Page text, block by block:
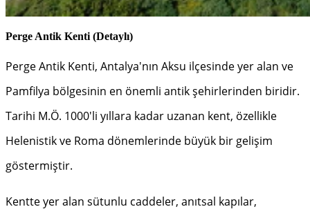
Perge Antik Kenti (Detaylı)
Perge Antik Kenti, Antalya'nın Aksu ilçesinde yer alan ve
Pamfilya bölgesinin en önemli antik şehirlerinden biridir.
Tarihi M.Ö. 1000'li yıllara kadar uzanan kent, özellikle
Helenistik ve Roma dönemlerinde büyük bir gelişim
göstermiştir.
Kentte yer alan sütunlu caddeler, anıtsal kapılar,